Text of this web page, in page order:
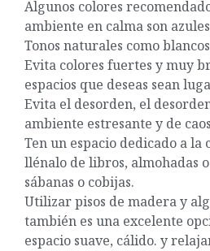
Algunos colores
ambiente en calma son
Tonos naturales como
Evita colores fuertes y muy
espacios que deseas sean
Evita el desorden, el
ambiente estresante y de
Ten un espacio dedicado a la
llénalo de libros, almohadas
sábanas o cobijas.
Utilizar pisos de madera y
también es una excelente
espacio suave, cálido. y